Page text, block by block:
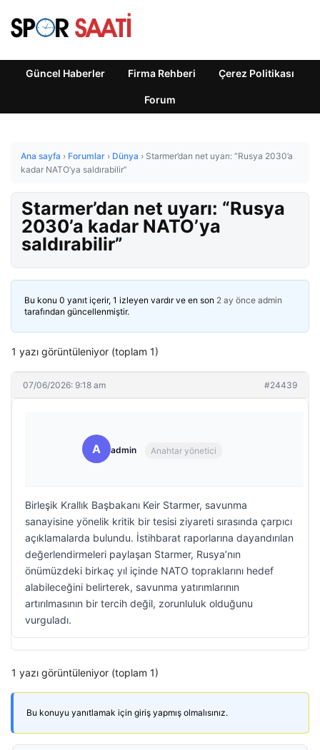
Güncel Haberler Firma Rehberi Çerez Politikası
Forum
Ana sayfa › Forumlar › Dünya › Starmer’dan net uyarı: “Rusya 2030’a
kadar NATO’ya saldırabilir”
Starmer’dan net uyarı: “Rusya
2030’a kadar NATO’ya
saldırabilir”
Bu konu 0 yanıt içerir, 1 izleyen vardır ve en son 2 ay önce admin
tarafından güncellenmiştir.
1 yazı görüntüleniyor (toplam 1)
07/06/2026: 9:18 am #24439
A admin Anahtar yönetici
Birleşik Krallık Başbakanı Keir Starmer, savunma
sanayisine yönelik kritik bir tesisi ziyareti sırasında çarpıcı
açıklamalarda bulundu. İstihbarat raporlarına dayandırılan
değerlendirmeleri paylaşan Starmer, Rusya’nın
önümüzdeki birkaç yıl içinde NATO topraklarını hedef
alabileceğini belirterek, savunma yatırımlarının
artırılmasının bir tercih değil, zorunluluk olduğunu
vurguladı.
1 yazı görüntüleniyor (toplam 1)
Bu konuyu yanıtlamak için giriş yapmış olmalısınız.